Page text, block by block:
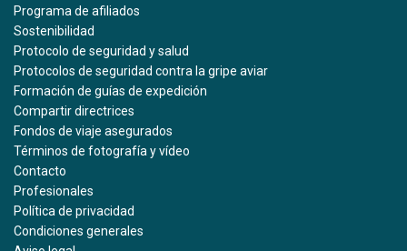
Programa de afiliados
Sostenibilidad
Protocolo de seguridad y salud
Protocolos de seguridad contra la gripe aviar
Formación de guías de expedición
Compartir directrices
Fondos de viaje asegurados
Términos de fotografía y vídeo
Contacto
Profesionales
Política de privacidad
Condiciones generales